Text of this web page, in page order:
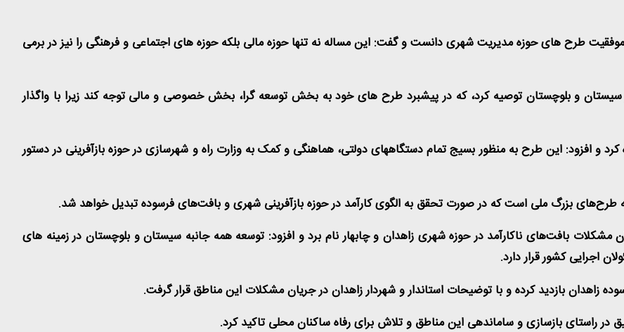
طرح های حوزه مدیریت شهری دانست و گفت: این مساله نه تنها حوزه مالی بلکه حوزه های اجتماعی و فرهنگی را نیز در برمی
سیستان و بلوچستان توصیه کرد، که در پیشبرد طرح های خود به بخش توسعه گرا، بخش خصوصی و مالی توجه کند زیرا با واگذار
و افزود: این طرح به منظور بسیج تمام دستگاههای دولتی، هماهنگی و کمک به وزارت راه و شهرسازی در حوزه بازآفرینی در دستور
طرح‌های بزرگ ملی است که در صورت تحقق به الگوی کارآمد در حوزه بازآفرینی شهری و بافت‌های فرسوده تبدیل خواهد شد.
بافت‌های ناکارآمد در حوزه شهری زاهدان و چابهار نام برد و افزود: توسعه همه جانبه سیستان و بلوچستان در زمینه های
اجرایی کشور قرار دارد.
زاهدان بازدید کرده و با توضیحات استاندار و شهردار زاهدان در جریان مشکلات این مناطق قرار گرفت.
در راستای بازسازی و ساماندهی این مناطق و تلاش برای رفاه ساکنان محلی تاکید کرد.